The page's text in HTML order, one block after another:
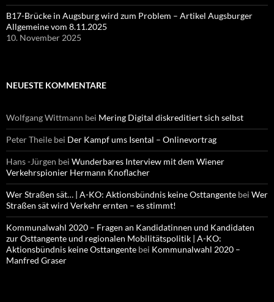
B17-Brücke in Augsburg wird zum Problem – Artikel Augsburger
Allgemeine vom 8.11.2025
10. November 2025
NEUESTE KOMMENTARE
Wolfgang Wittmann bei Mering Digital diskreditiert sich selbst
Peter Theile bei Der Kampf ums Isental – Onlinevortrag
Hans -Jürgen bei Wunderbares Interview mit dem Wiener
Verkehrspionier Hermann Knoflacher
Wer Straßen sät… | A-KO: Aktionsbündnis keine Osttangente bei Wer
Straßen sät wird Verkehr ernten – es stimmt!
Kommunalwahl 2020 – Fragen an Kandidatinnen und Kandidaten
zur Osttangente und regionalen Mobilitätspolitik | A-KO:
Aktionsbündnis keine Osttangente bei Kommunalwahl 2020 –
Manfred Graser